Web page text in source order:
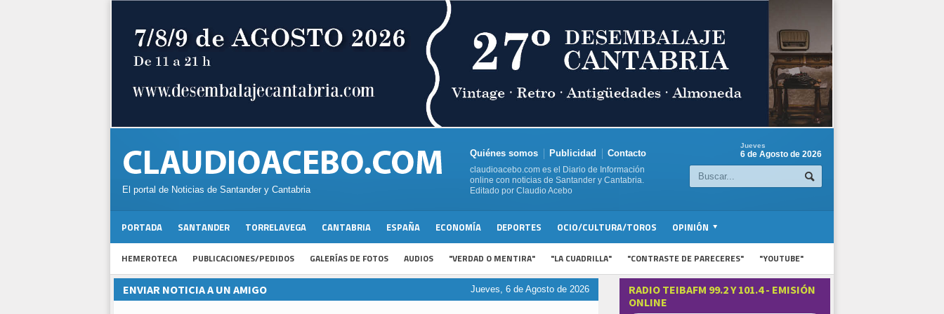
El portal de Noticias de Santander y Cantabria
Quiénes somos Publicidad Contacto
claudioacebo.com es el Diario de Información
online con noticias de Santander y Cantabria.
Editado por Claudio Acebo
Jueves
6 de Agosto de 2026
PORTADA SANTANDER TORRELAVEGA CANTABRIA ESPAÑA ECONOMÍA DEPORTES OCIO/CULTURA/TOROS OPINIÓN
HEMEROTECA PUBLICACIONES/PEDIDOS GALERÍAS DE FOTOS AUDIOS "VERDAD O MENTIRA" "LA CUADRILLA" "CONTRASTE DE PARECERES" "YOUTUBE"
Jueves, 6 de Agosto de 2026
ENVIAR NOTICIA A UN AMIGO
RADIO TEIBAFM 99.2 Y 101.4 - EMISIÓN
ONLINE